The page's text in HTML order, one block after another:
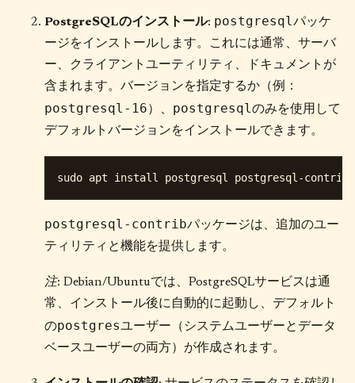
PostgreSQLのインストール: postgresqlパッケ
ージをインストールします。これには通常、サーバ
ー、クライアントユーティリティ、ドキュメントが
含まれます。バージョンを指定するか（例：
postgresql-16 ）、 postgresqlのみを使用して
デフォルトバージョンをインストールできます。
postgresql-contribパッケージは、追加のユー
ティリティと機能を提供します。
注: Debian/Ubuntuでは、PostgreSQLサービスは通
常、インストール後に自動的に起動し、デフォルト
のpostgresユーザー（システムユーザーとデータ
ベースユーザーの両方）が作成されます。